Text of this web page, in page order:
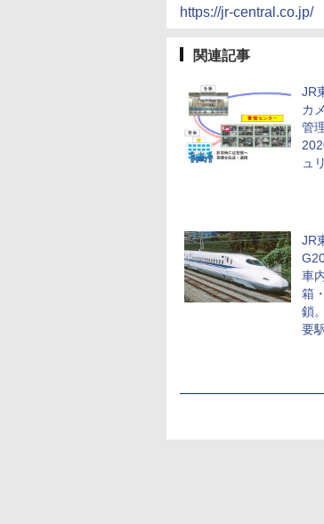
https://jr-central.co.jp/
関連記事
JR
カ
管
ュ
JR
車
箱
鎖
要